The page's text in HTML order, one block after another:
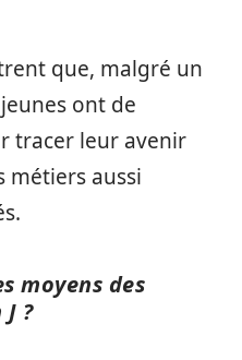
que, malgré un
ont de
tracer leur avenir
métiers aussi
moyens des
?